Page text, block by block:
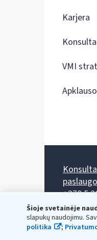
Šioje svetainėje
slapukų naudojimu.
politika
;
Karjera
VMI
+370 5
Darbo
Kiekvieno